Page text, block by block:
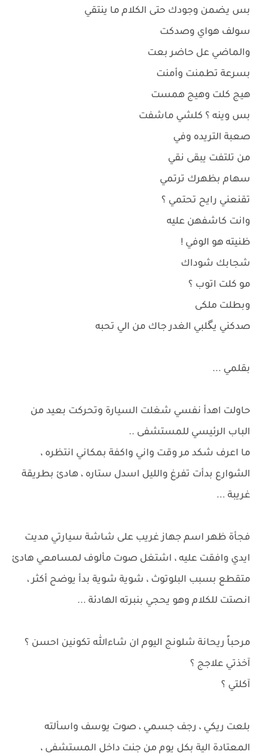
بس يضمن وجودك حتى الكلام ما ينتقي
سولف هواي وصدكت
والماضي عل حاضر بعت
بسرعة تطمنت وأمنت
هيج كلت وهيج همست
بس وينه ؟ كلشي ماشفت
صعبة التريده وفي
من تلتفت يبقى نقي
سهام بظهرك ترتمي
تقنعني رايح تحتمي ؟
وانت كاشفهن عليه
ظنيته هو الوفي !
شجابك شوداك
مو كلت اتوب ؟
وبطلت ملكى
صدكني يگلبي الغدر جاك من الي تحبه
بقلمي ...
حاولت اهدأ نفسي شغلت السيارة وتحركت بعيد من
الباب الرئيسي للمستشفى ..
ما اعرف شكد مر وقت واني واكفة بمكاني انتظره ،
الشوارع بدأت تفرغ والليل اسدل ستاره ، هادئ بطريقة
غريبة ...
فجأة ظهر اسم جهاز غريب على شاشة سيارتي مديت
ايدي وافقت عليه ، اشتغل صوت مألوف لمسامعي هادئ
متقطع بسبب البلوتوث ، شوية شوية بدأ يوضح أكثر ،
انصتت للكلام وهو يحجي بنبرته الهادئة ...
مرحباً ريحانة شلونج اليوم ان شاءالله تكونين احسن ؟
آخذتي علاجج ؟
آكلتي ؟
بلعت ريكي ، رجف جسمي ، صوت يوسف واسألته
المعتادة الية بكل يوم من جنت داخل المستشفى ،